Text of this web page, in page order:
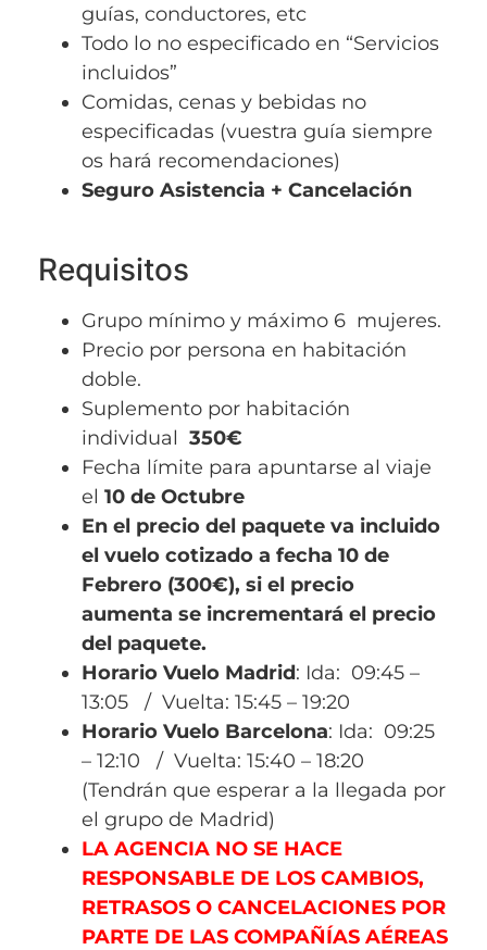
guías, conductores, etc
Todo lo no especificado en “Servicios
incluidos”
Comidas, cenas y bebidas no
especificadas (vuestra guía siempre
os hará recomendaciones)
Seguro Asistencia + Cancelación
Requisitos
Grupo mínimo y máximo 6 mujeres.
Precio por persona en habitación
doble.
Suplemento por habitación
individual 350€
Fecha límite para apuntarse al viaje
el 10 de Octubre
En el precio del paquete va incluido
el vuelo cotizado a fecha 10 de
Febrero (300€), si el precio
aumenta se incrementará el precio
del paquete.
Horario Vuelo Madrid: Ida: 09:45 –
13:05 / Vuelta: 15:45 – 19:20
Horario Vuelo Barcelona: Ida: 09:25
– 12:10 / Vuelta: 15:40 – 18:20
(Tendrán que esperar a la llegada por
el grupo de Madrid)
LA AGENCIA NO SE HACE
RESPONSABLE DE LOS CAMBIOS,
RETRASOS O CANCELACIONES POR
PARTE DE LAS COMPAÑÍAS AÉREAS